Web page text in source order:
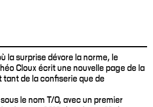
la surprise dévore la norme, le
Cloux écrit une nouvelle page de la
de la confiserie que de
le nom T/O, avec un premier